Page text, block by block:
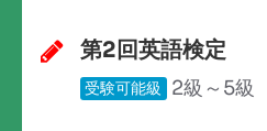
第2回英語検定
受験可能級 2級～5級